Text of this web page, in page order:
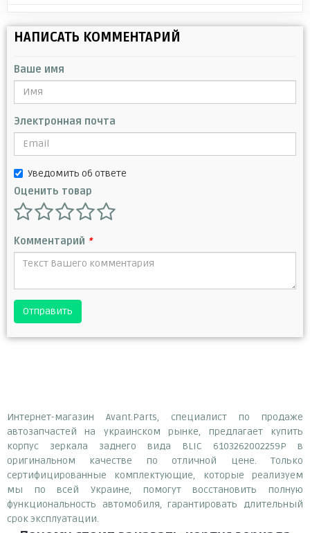
НАПИСАТЬ КОММЕНТАРИЙ
Ваше имя
Электронная почта
Уведомить об ответе
Оценить товар
Комментарий *
Отправить
Интернет-магазин Avant.Parts, специалист по продаже
автозапчастей на украинском рынке, предлагает купить
корпус зеркала заднего вида BLIC 6103262002259P в
оригинальном качестве по отличной цене. Только
сертифицированные комплектующие, которые реализуем
мы по всей Украине, помогут восстановить полную
функциональность автомобиля, гарантировать длительный
срок эксплуатации.